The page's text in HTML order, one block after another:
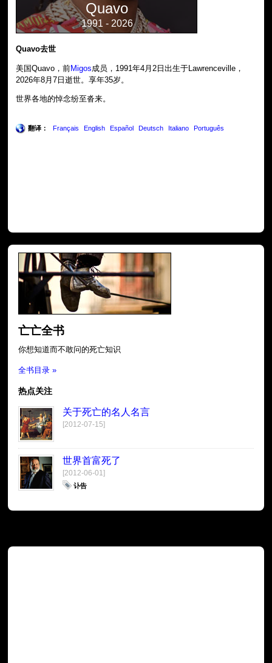
Quavo
1991 - 2026
Quavo去世
美国Quavo，前Migos成员，1991年4月2日出生于Lawrenceville，
2026年8月7日逝世。享年35岁。
世界各地的悼念纷至沓来。
翻译： Français English Español Deutsch Italiano Português
亡亡全书
你想知道而不敢问的死亡知识
全书目录 »
热点关注
关于死亡的名人名言
[2012-07-15]
世界首富死了
[2012-06-01]
讣告